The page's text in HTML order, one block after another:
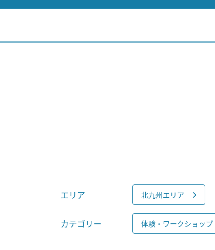
エリア 北九州エリア
カテゴリー 体験・ワークショップ